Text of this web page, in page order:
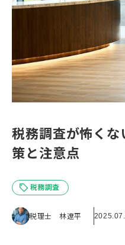
税務調査が怖く
策と注意点
税務調査
税理士 林遼平